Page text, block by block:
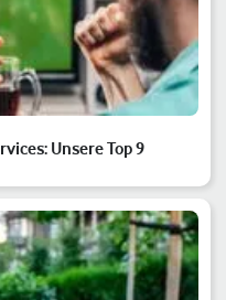
Unsere Top 9